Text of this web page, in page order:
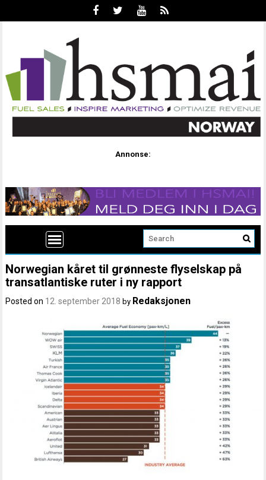
Annonse:
Norwegian kåret til grønneste flyselskap på
transatlantiske ruter i ny rapport
Posted on 12. september 2018 by Redaksjonen